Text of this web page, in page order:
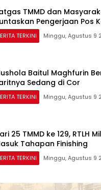
TMMD dan
Pengerjaan Pos
TERKINI Minggu, Agustus 9
Baitul Maghfurin
Sedang di Cor
TERKINI Minggu, Agustus 9
25 TMMD ke 129, RTLH
Tahapan Finishing
TERKINI Minggu, Agustus 9